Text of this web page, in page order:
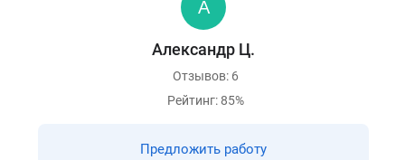
Александр Ц.
Отзывов: 6
Рейтинг: 85%
Предложить работу